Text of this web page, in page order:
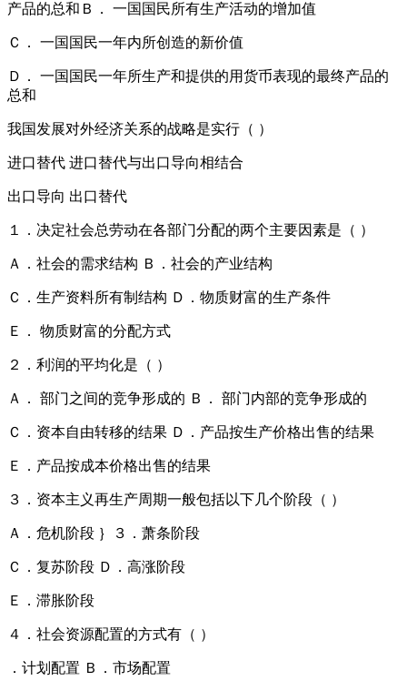
产品的总和Ｂ． 一国国民所有生产活动的增加值
Ｃ． 一国国民一年内所创造的新价值
Ｄ． 一国国民一年所生产和提供的用货币表现的最终产品的
总和
我国发展对外经济关系的战略是实行（ ）
进口替代 进口替代与出口导向相结合
出口导向 出口替代
１．决定社会总劳动在各部门分配的两个主要因素是（ ）
Ａ．社会的需求结构 Ｂ．社会的产业结构
Ｃ．生产资料所有制结构 Ｄ．物质财富的生产条件
Ｅ． 物质财富的分配方式
２．利润的平均化是（ ）
Ａ． 部门之间的竞争形成的 Ｂ． 部门内部的竞争形成的
Ｃ．资本自由转移的结果 Ｄ．产品按生产价格出售的结果
Ｅ．产品按成本价格出售的结果
３．资本主义再生产周期一般包括以下几个阶段（ ）
Ａ．危机阶段 ｝３．萧条阶段
Ｃ．复苏阶段 Ｄ．高涨阶段
Ｅ．滞胀阶段
４．社会资源配置的方式有（ ）
．计划配置 Ｂ．市场配置